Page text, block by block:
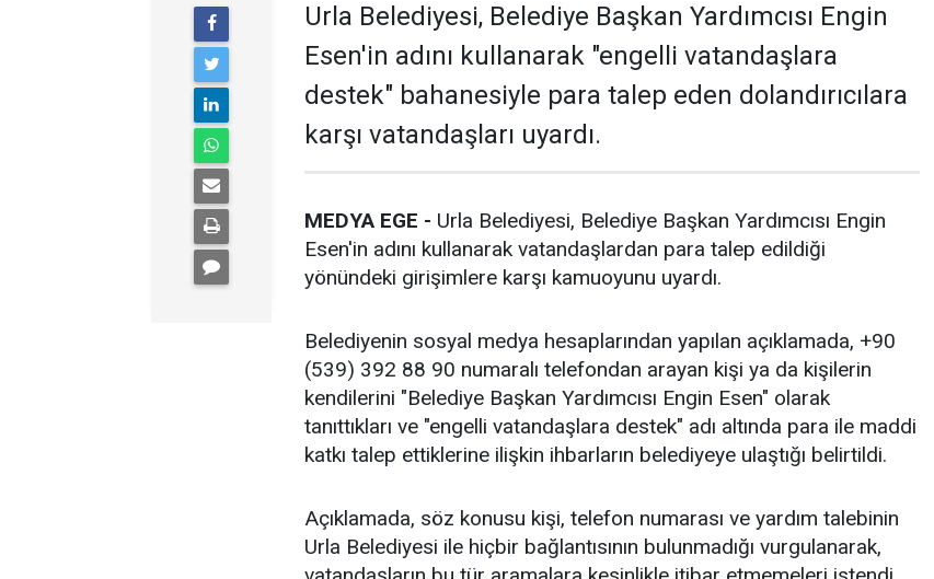
Urla Belediyesi, Belediye Başkan Yardımcısı Engin
Esen'in adını kullanarak "engelli vatandaşlara
destek" bahanesiyle para talep eden dolandırıcılara
karşı vatandaşları uyardı.
MEDYA EGE - Urla Belediyesi, Belediye Başkan Yardımcısı Engin
Esen'in adını kullanarak vatandaşlardan para talep edildiği
yönündeki girişimlere karşı kamuoyunu uyardı.
Belediyenin sosyal medya hesaplarından yapılan açıklamada, +90
(539) 392 88 90 numaralı telefondan arayan kişi ya da kişilerin
kendilerini "Belediye Başkan Yardımcısı Engin Esen" olarak
tanıttıkları ve "engelli vatandaşlara destek" adı altında para ile maddi
katkı talep ettiklerine ilişkin ihbarların belediyeye ulaştığı belirtildi.
Açıklamada, söz konusu kişi, telefon numarası ve yardım talebinin
Urla Belediyesi ile hiçbir bağlantısının bulunmadığı vurgulanarak,